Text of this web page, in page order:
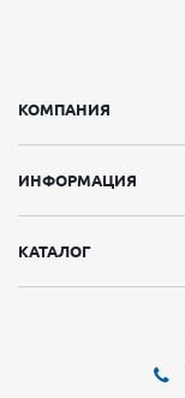
КОМПАНИЯ
ИНФОРМАЦИЯ
КАТАЛОГ